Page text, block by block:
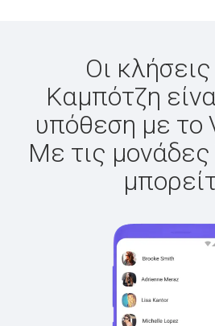
Οι
Καμπότζη
υπόθεση με το
Με τις